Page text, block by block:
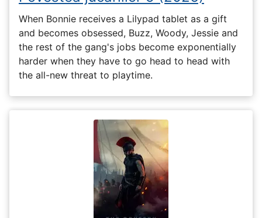
When Bonnie receives a Lilypad tablet as a gift
and becomes obsessed, Buzz, Woody, Jessie and
the rest of the gang's jobs become exponentially
harder when they have to go head to head with
the all-new threat to playtime.